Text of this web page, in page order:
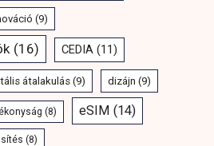
(9)
(16) CEDIA (11)
átalakulás(9) dizájn (9)
(8) eSIM (14)
(8)